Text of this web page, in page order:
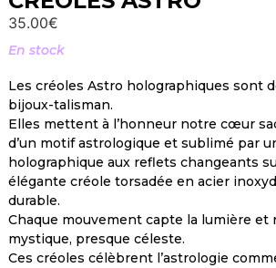
35.00€
En stock
Les créoles Astro holographiques sont
bijoux-talisman.
Elles mettent à l’honneur notre cœur
d’un motif astrologique et sublimé par
holographique aux reflets changeants
élégante créole torsadée en acier
durable.
Chaque mouvement capte la lumière et
mystique, presque céleste.
Ces créoles célèbrent l’astrologie